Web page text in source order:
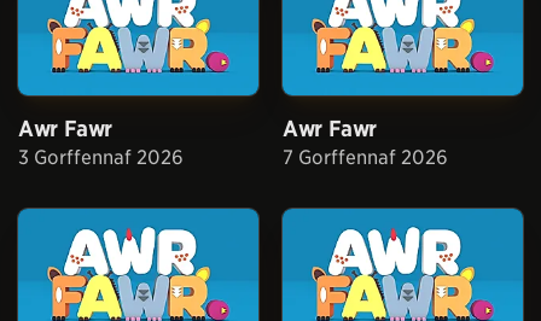
Awr Fawr
3 Gorffennaf 2026
Awr Fawr
7 Gorffennaf 2026